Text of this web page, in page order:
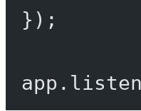
});
app. listen